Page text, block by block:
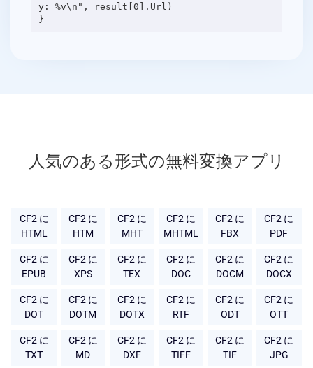
y: %v\n", result[0].Url)
人気のある形式の無料変換アプリ
CF2 に
HTML
CF2 に
HTM
CF2 に
MHT
CF2 に
MHTML
CF2 に
FBX
CF2 に
PDF
CF2 に
EPUB
CF2 に
XPS
CF2 に
TEX
CF2 に
DOC
CF2 に
DOCM
CF2 に
DOCX
CF2 に
DOT
CF2 に
DOTM
CF2 に
DOTX
CF2 に
RTF
CF2 に
ODT
CF2 に
OTT
CF2 に
TXT
CF2 に
MD
CF2 に
DXF
CF2 に
TIFF
CF2 に
TIF
CF2 に
JPG